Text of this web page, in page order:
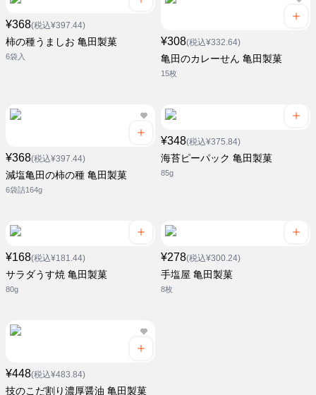
¥368(税込¥397.44)
柿の種うましお 亀田製菓
6袋入
¥308(税込¥332.64)
亀田のカレーせん 亀田製菓
15枚
¥368(税込¥397.44)
減塩亀田の柿の種 亀田製菓
6袋詰164g
¥348(税込¥375.84)
海苔ピーパック 亀田製菓
85g
¥168(税込¥181.44)
サラダうす焼 亀田製菓
80g
¥278(税込¥300.24)
手塩屋 亀田製菓
8枚
¥448(税込¥483.84)
技のこだ割り濃厚醤油 亀田製菓